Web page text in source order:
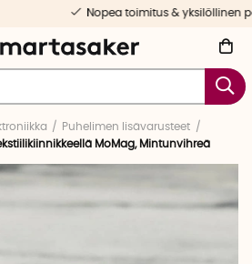
toimitus & yksilöllinen palvelu
Puhelimen lisävarusteet
MoMag, Mintunvihreä